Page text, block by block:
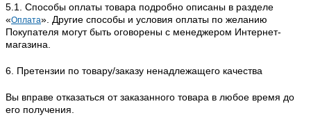
5.1. Способы оплаты товара подробно описаны в разделе
«Оплата». Другие способы и условия оплаты по желанию
Покупателя могут быть оговорены с менеджером Интернет-
магазина.
6. Претензии по товару/заказу ненадлежащего качества
Вы вправе отказаться от заказанного товара в любое время до
его получения.